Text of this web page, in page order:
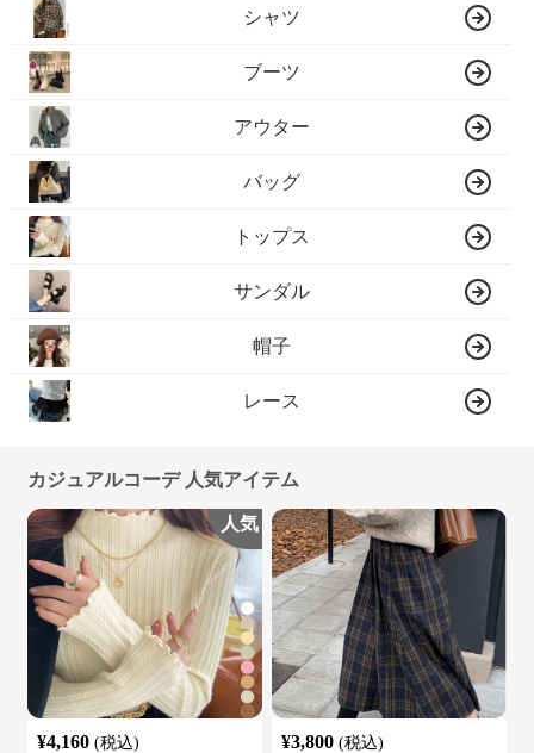
シャツ
ブーツ
アウター
バッグ
トップス
サンダル
帽子
レース
カジュアルコーデ 人気アイテム
人気
¥4,160 (税込) ¥3,800 (税込)